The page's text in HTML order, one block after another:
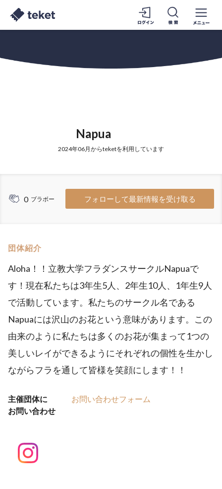
Napua
2024年06月からteketを利用しています
0 ブラボー フォローして最新情報を受け取る
団体紹介
Aloha！！立教大学フラダンスサークルNapuaで
す！現在私たちは3年生5人、2年生10人、1年生9人
で活動しています。私たちのサークル名である
Napuaには沢山のお花という意味があります。この
由来のように私たちは多くのお花が集まって1つの
美しいレイができるようにそれぞれの個性を生かし
ながらフラを通して皆様を笑顔にします！！
主催団体に
お問い合わせ
お問い合わせフォーム